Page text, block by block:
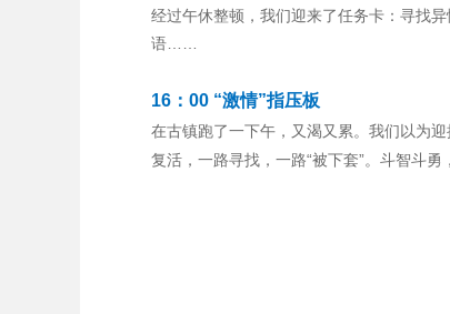
经过午休整顿，我们迎来了任务卡：寻找
语……
16：00 “激情”指压板
在古镇跑了一下午，又渴又累。我们以为
复活，一路寻找，一路“被下套”。斗智斗